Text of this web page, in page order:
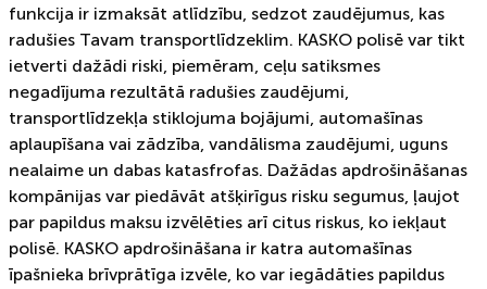
funkcija ir izmaksāt atlīdzību, sedzot zaudējumus, kas
radušies Tavam transportlīdzeklim. KASKO polisē var tikt
ietverti dažādi riski, piemēram, ceļu satiksmes
negadījuma rezultātā radušies zaudējumi,
transportlīdzekļa stiklojuma bojājumi, automašīnas
aplaupīšana vai zādzība, vandālisma zaudējumi, uguns
nealaime un dabas katasfrofas. Dažādas apdrošināšanas
kompānijas var piedāvāt atšķirīgus risku segumus, ļaujot
par papildus maksu izvēlēties arī citus riskus, ko iekļaut
polisē. KASKO apdrošināšana ir katra automašīnas
īpašnieka brīvprātīga izvēle, ko var iegādāties papildus